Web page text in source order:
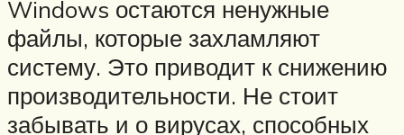
Windows остаются ненужные
файлы, которые захламляют
систему. Это приводит к снижению
производительности. Не стоит
забывать и о вирусах, способных